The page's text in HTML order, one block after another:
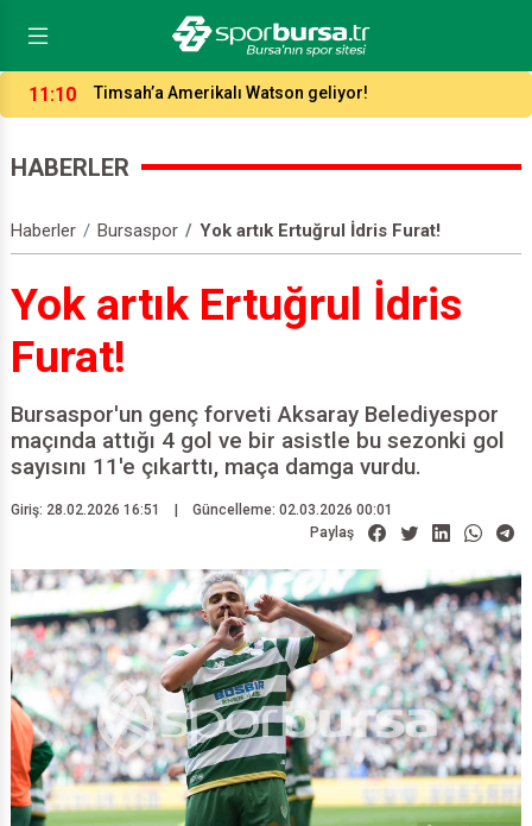
23:44 Büyükşehir Belediyespor satrançta çok farklı!
HABERLER
Haberler Bursaspor Yok artık Ertuğrul İdris Furat!
Yok artık Ertuğrul İdris
Furat!
Bursaspor'un genç forveti Aksaray Belediyespor
maçında attığı 4 gol ve bir asistle bu sezonki gol
sayısını 11'e çıkarttı, maça damga vurdu.
Giriş: 28.02.2026 16:51 |
Güncelleme: 02.03.2026 00:01
Paylaş